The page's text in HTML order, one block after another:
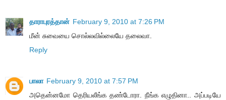
தாராபுரத்தான் February 9, 2010 at 7:26 PM
மீன் சுவையை சொல்லவில்லையே தலைவா.
Reply
பாலா February 9, 2010 at 7:57 PM
அதென்னமோ தெரியலீங்க தண்டோரா. நீங்க எழுதினா.. அப்படியே